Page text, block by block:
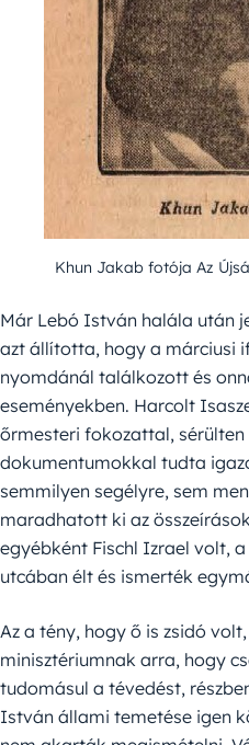
Khun Jakab fotója Az
Már Lebó István halála után
azt állította, hogy a márciusi
nyomdánál találkozott és
eseményekben. Harcolt
őrmesteri fokozattal,
dokumentumokkal tudta
semmilyen segélyre, sem
maradhatott ki az
egyébként Fischl Izrael volt,
utcában élt és ismerték
Az a tény, hogy ő is zsidó
minisztériumnak arra, hogy
tudomásul a tévedést,
István állami temetése igen